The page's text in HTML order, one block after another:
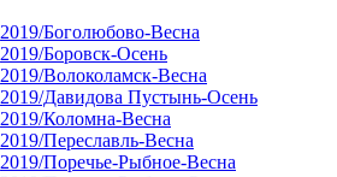
2019/Боголюбово-Весна
2019/Боровск-Осень
2019/Волоколамск-Весна
2019/Давидова Пустынь-Осень
2019/Коломна-Весна
2019/Переславль-Весна
2019/Поречье-Рыбное-Весна